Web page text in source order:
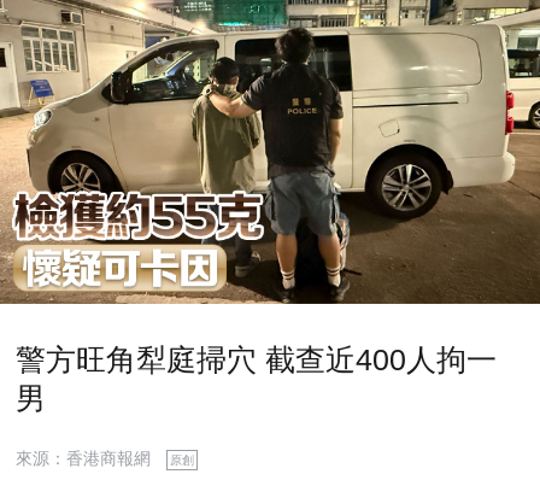
警方旺角犁庭掃穴 截查近400人拘一
男
來源：香港商報網 原創